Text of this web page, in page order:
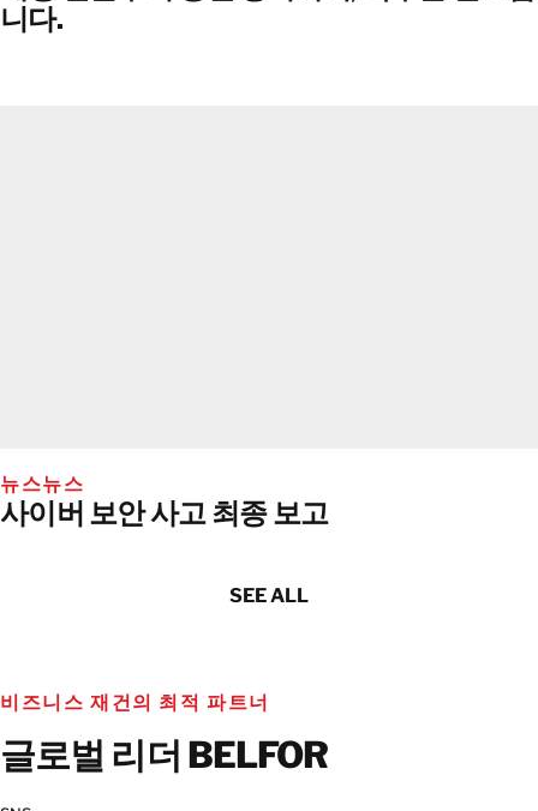
니다.
뉴스뉴스
사이버 보안 사고 최종 보고
SEE ALL
비즈니스 재건의 최적 파트너
글로벌 리더 BELFOR